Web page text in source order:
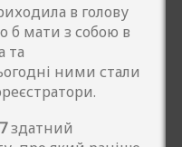
в голову
б мати з собою в
та
ними стали
здатний